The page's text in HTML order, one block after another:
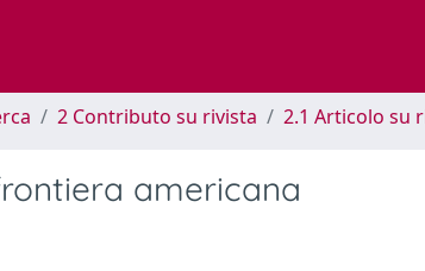
2 Contributo su rivista 2.1 Articolo su
americana